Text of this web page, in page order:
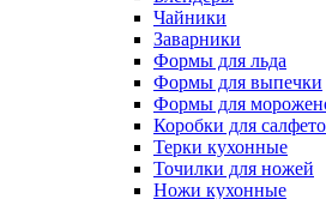
Чайники
Заварники
Формы для льда
Формы для выпечки
Формы для
Коробки для
Терки кухонные
Точилки для ножей
Ножи кухонные